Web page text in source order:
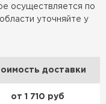
осуществляется по
уточняйте у
доставки
от 1 710 руб